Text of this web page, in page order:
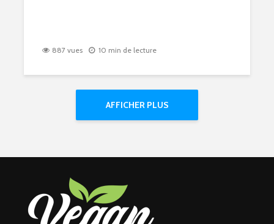
887 vues 10 min de lecture
AFFICHER PLUS